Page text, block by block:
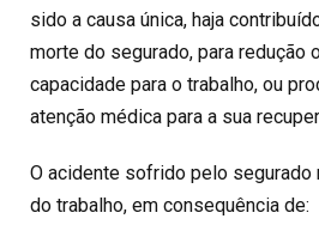
sido a causa única, haja
morte do segurado, para redução
capacidade para o trabalho, ou
atenção médica para a sua
O acidente sofrido pelo segurado
do trabalho, em consequência de: